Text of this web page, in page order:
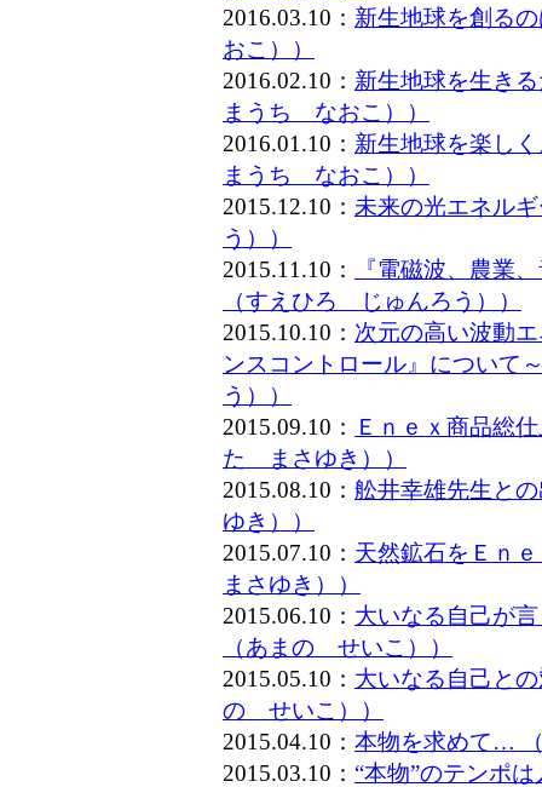
2016.03.10： 新生地球を創る
おこ））
2016.02.10： 新生地球を生き
まうち なおこ））
2016.01.10： 新生地球を楽し
まうち なおこ））
2015.12.10： 未来の光エネル
う））
2015.11.10：
『電磁波、農業
（すえひろ じゅんろう））
2015.10.10： 次元の高い波動
ンスコントロール』につい
う））
2015.09.10：
Ｅｎｅｘ商品総
た まさゆき））
2015.08.10： 舩井幸雄先生と
ゆき））
2015.07.10： 天然鉱石をＥｎ
まさゆき））
2015.06.10： 大いなる自己が
（あまの せいこ））
2015.05.10： 大いなる自己と
の せいこ））
2015.04.10： 本物を求めて…
2015.03.10： “本物”のテンポ